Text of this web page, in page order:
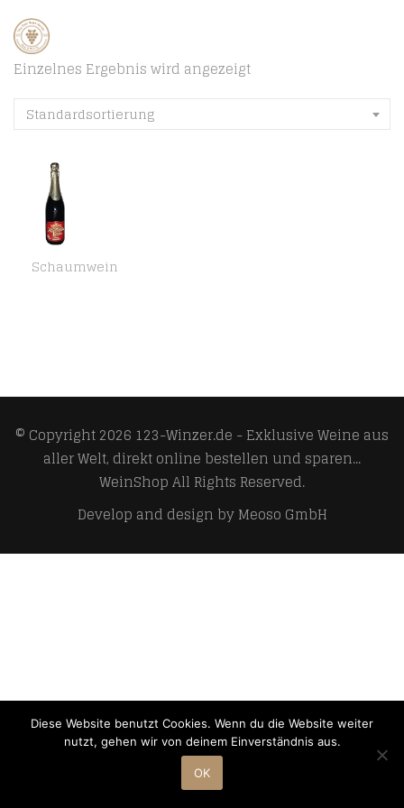
Einzelnes Ergebnis wird angezeigt
Standardsortierung
Schaumwein
© Copyright 2026 123-Winzer.de - Exklusive Weine aus
aller Welt, direkt online bestellen und sparen...
WeinShopAll Rights Reserved.
Develop and design byMeoso GmbH
Diese Website benutzt Cookies. Wenn du die Website weiter
nutzt, gehen wir von deinem Einverständnis aus.
OK